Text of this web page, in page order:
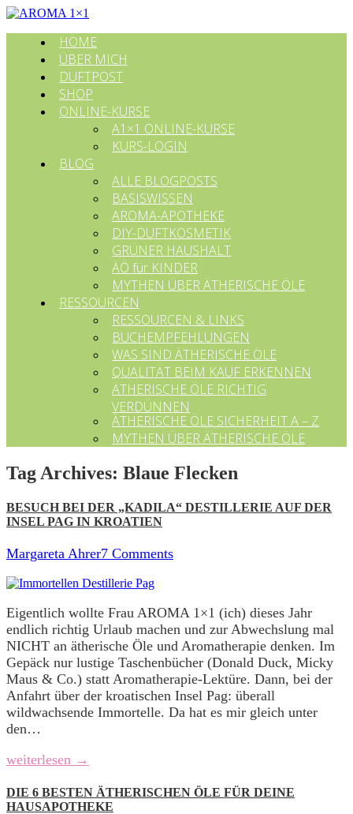
HOME
ÜBER MICH
DUFTPOST
SHOP
ONLINE-KURSE
A1×1 ONLINE-KURSE
KURS-LOGIN
BLOG
ALLE BLOGPOSTS
BASISWISSEN
AROMA-APOTHEKE
DIY-DUFTKOSMETIK
GRÜNER HAUSHALT
ÄÖ für KINDER
MYTHEN ÜBER ÄTHERISCHE ÖLE
RESSOURCEN
RESSOURCEN & LINKS
BUCHEMPFEHLUNGEN
WAS SIND ÄTHERISCHE ÖLE
QUALITÄT BEIM KAUF ERKENNEN
ÄTHERISCHE ÖLE RICHTIG
VERDÜNNEN
ÄTHERISCHE ÖLE SICHERHEIT A – Z
MYTHEN ÜBER ÄTHERISCHE ÖLE
Tag Archives: Blaue Flecken
BESUCH BEI DER „KADILA“ DESTILLERIE AUF DER
INSEL PAG IN KROATIEN
Margareta Ahrer7 Comments
Eigentlich wollte Frau AROMA 1×1 (ich) dieses Jahr
endlich richtig Urlaub machen und zur Abwechslung mal
NICHT an ätherische Öle und Aromatherapie denken. Im
Gepäck nur lustige Taschenbücher (Donald Duck, Micky
Maus & Co.) statt Aromatherapie-Lektüre. Dann, bei der
Anfahrt über der kroatischen Insel Pag: überall
wildwachsende Immortelle. Da hat es mir gleich unter
den…
weiterlesen →
DIE 6 BESTEN ÄTHERISCHEN ÖLE FÜR DEINE
HAUSAPOTHEKE